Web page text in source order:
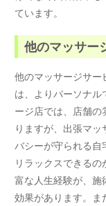
ています。
他のマッサー
他のマッサージサ
は、よりパーソナ
ージ店では、店舗
りますが、出張マ
バシーが守られる自
リラックスできる
富な人生経験が、施
効果があります。ま